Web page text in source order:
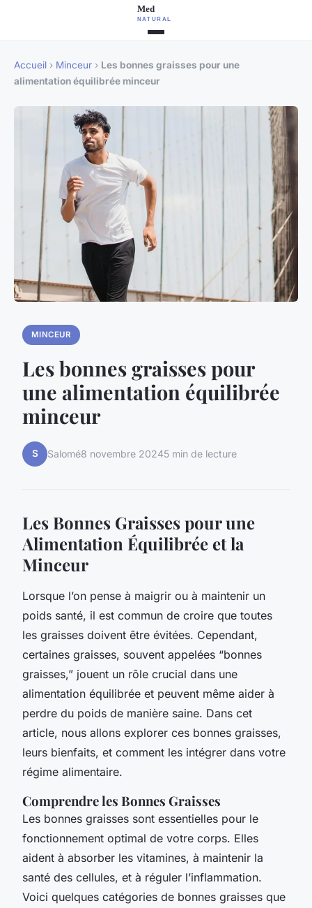
Accueil › Minceur › Les bonnes graisses pour une
alimentation équilibrée minceur
MINCEUR
Les bonnes graisses pour
une alimentation équilibrée
minceur
S Salomé8 novembre 20245 min de lecture
Les Bonnes Graisses pour une
Alimentation Équilibrée et la
Minceur
Lorsque l’on pense à maigrir ou à maintenir un
poids santé, il est commun de croire que toutes
les graisses doivent être évitées. Cependant,
certaines graisses, souvent appelées “bonnes
graisses,” jouent un rôle crucial dans une
alimentation équilibrée et peuvent même aider à
perdre du poids de manière saine. Dans cet
article, nous allons explorer ces bonnes graisses,
leurs bienfaits, et comment les intégrer dans votre
régime alimentaire.
Comprendre les Bonnes Graisses
Les bonnes graisses sont essentielles pour le
fonctionnement optimal de votre corps. Elles
aident à absorber les vitamines, à maintenir la
santé des cellules, et à réguler l’inflammation.
Voici quelques catégories de bonnes graisses que